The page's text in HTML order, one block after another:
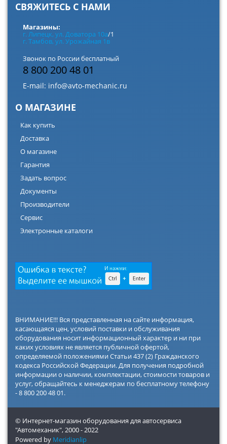
СВЯЖИТЕСЬ С НАМИ
Магазины:
г. Липецк, ул. Доватора 10а/1
г. Тамбов, ул. Урожайная 1в
Звонок по России бесплатный
8 800 200 48 01
E-mail: info@avto-mechanic.ru
О МАГАЗИНЕ
Как купить
Доставка
О магазине
Гарантия
Задать вопрос
Документы
Производители
Сервис
Электронные каталоги
ВНИМАНИЕ!!! Вся представленная на сайте информация,
касающаяся цен, условий поставки и обслуживания
оборудования носит информационный характер и ни при
каких условиях не является публичной офертой,
определяемой положениями Статьи 437 (2) Гражданского
кодекса Российской Федерации. Для получения подробной
информации о наличии, комплектации, стоимости товаров и
услуг, обращайтесь к менеджерам по бесплатному телефону
- 8 800 200 48 01.
© Интернет-магазин оборудования для автосервиса
"Автомеханик",2000 - 2022
Powered by Meridianlip